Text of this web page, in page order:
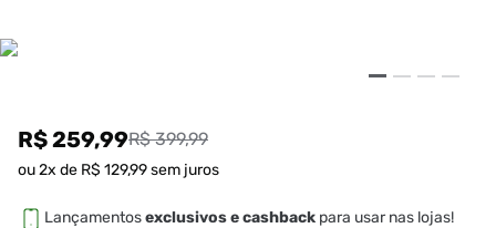
R$ 259,99R$ 399,99
ou2x de R$ 129,99sem juros
Lançamentosexclusivos e cashback para usar nas lojas!